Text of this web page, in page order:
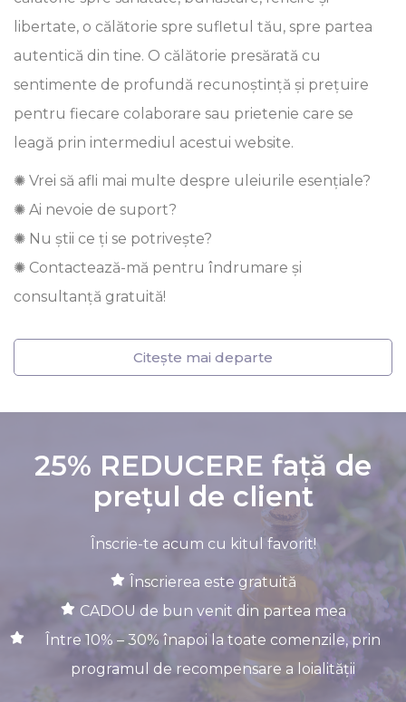
libertate, o călătorie spre sufletul tău, spre partea
autentică din tine. O călătorie presărată cu
sentimente de profundă recunoștință și prețuire
pentru fiecare colaborare sau prietenie care se
leagă prin intermediul acestui website.
✺ Vrei să afli mai multe despre uleiurile esențiale?
✺ Ai nevoie de suport?
✺ Nu știi ce ți se potrivește?
✺ Contactează-mă pentru îndrumare și
consultanță gratuită!
Citește mai departe
25% REDUCERE față de
prețul de client
Înscrie-te acum cu kitul favorit!
Înscrierea este gratuită
CADOU de bun venit din partea mea
Între 10% – 30% înapoi la toate comenzile, prin
programul de recompensare a loialității